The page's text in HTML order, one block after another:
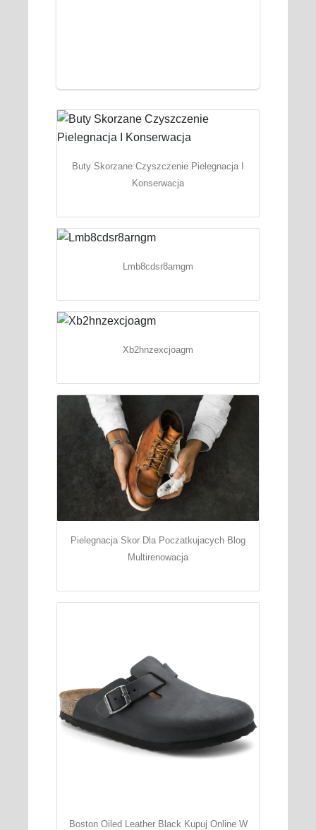
Buty Skorzane Czyszczenie Pielegnacja I
Konserwacja
Lmb8cdsr8arngm
Xb2hnzexcjoagm
Pielegnacja Skor Dla Poczatkujacych Blog
Multirenowacja
Boston Oiled Leather Black Kupuj Online W